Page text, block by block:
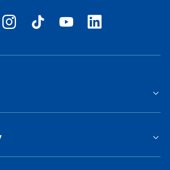
nás na sociálnych sieťach
instagram
tiktok youtubelinkedin